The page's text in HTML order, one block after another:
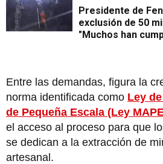
Presidente de
exclusión de 50
"Muchos han
Entre las demandas, figura la
norma identificada como Ley
de Pequeña Escala (Ley
el acceso al proceso para que
se dedican a la extracción de
artesanal.